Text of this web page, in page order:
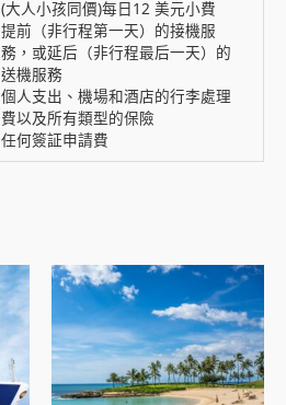
(大人小孩同價)每日12 美元小費
提前（非行程第一天）的接機服
務，或延后（非行程最后一天）的
送機服務
個人支出、機場和酒店的行李處理
費以及所有類型的保險
任何簽証申請費